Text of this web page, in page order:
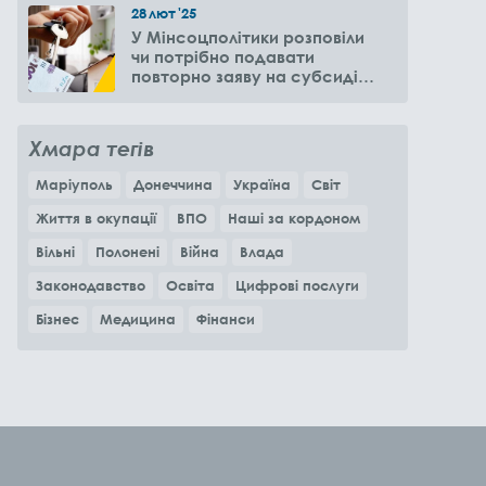
28лют'25
У Мінсоцполітики розповіли
чи потрібно подавати
повторно заяву на субсидію
Хмара тегів
Маріуполь Донеччина Україна
Світ
Життя в окупації
ВПО
Наші за кордоном
Вільні
Полонені Війна
Влада
Законодавство
Освіта
Цифрові послуги
Бізнес
Медицина Фінанси